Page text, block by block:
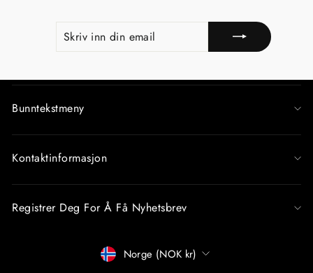
DIN
Bunntekstmeny
Kontaktinformasjon
Registrer Deg For Å Få Nyhetsbrev
Betalingsmåter
Norge (NOK kr)